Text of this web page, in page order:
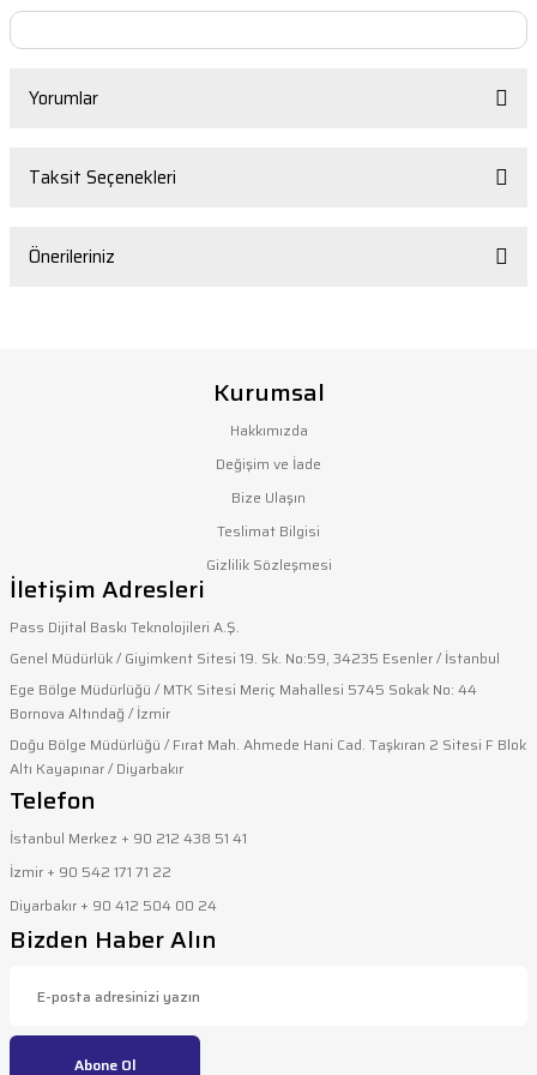
Yorumlar
Taksit Seçenekleri
Önerileriniz
konularda yetersiz gördüğünüz noktaları öneri formunu
kullanarak tarafımıza iletebilirsiniz.
Görüş ve önerileriniz için teşekkür ederiz.
Ürün resmi kalitesiz, bozuk veya görüntülenemiyor.
Ürün açıklamasında eksik bilgiler bulunuyor.
Ürün bilgilerinde hatalar bulunuyor.
Ürün fiyatı diğer sitelerden daha pahalı.
Bu ürüne benzer farklı alternatifler olmalı.
Kurumsal
Hakkımızda
Değişim ve İade
Bize Ulaşın
Teslimat Bilgisi
Gizlilik Sözleşmesi
İletişim Adresleri
Pass Dijital Baskı Teknolojileri A.Ş.
Genel Müdürlük / Giyimkent Sitesi 19. Sk. No:59, 34235 Esenler / İstanbul
Ege Bölge Müdürlüğü / MTK Sitesi Meriç Mahallesi 5745 Sokak No: 44
Bornova Altındağ / İzmir
Doğu Bölge Müdürlüğü / Fırat Mah. Ahmede Hani Cad. Taşkıran 2 Sitesi F Blok
Altı Kayapınar / Diyarbakır
Telefon
İstanbul Merkez + 90 212 438 51 41
İzmir + 90 542 171 71 22
Diyarbakır + 90 412 504 00 24
Bizden Haber Alın
Abone Ol